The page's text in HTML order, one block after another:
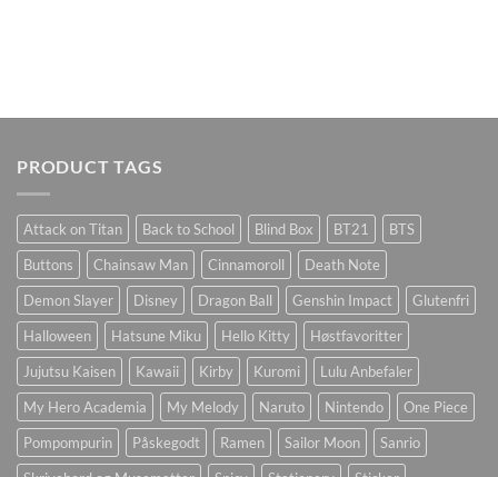
PRODUCT TAGS
Attack on Titan Back to School Blind Box BT21
BTS
Buttons
Chainsaw Man Cinnamoroll
Death Note
Demon Slayer
Disney Dragon Ball Genshin Impact
Glutenfri
Halloween
Hatsune Miku Hello Kitty
Høstfavoritter
Jujutsu Kaisen
Kawaii Kirby Kuromi
Lulu Anbefaler
My Hero Academia
My Melody Naruto Nintendo
One Piece
Pompompurin
Påskegodt Ramen Sailor Moon
Sanrio